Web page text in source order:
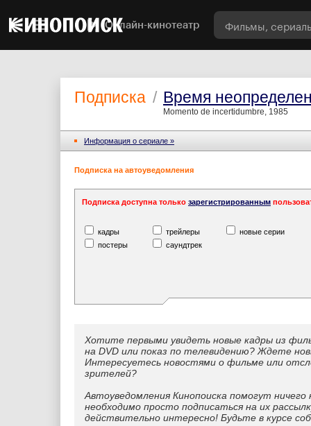
Онлайн-кинотеатр
Подписка / Время
Momento de incertidumbre, 1985
Информация o сериале »
Подписка на автоуведомления
Подписка доступна только зарегистрированным
кадры трейлеры
новые серии
постеры
саундтрек
Хотите первыми увидеть новые кадры из
на DVD или показ по телевидению? Ждете
Интересуетесь новостями о фильме или
зрителей?
Автоуведомления Кинопоиска помогут
необходимо просто подписаться на их
действительно интересно! Будьте в курсе